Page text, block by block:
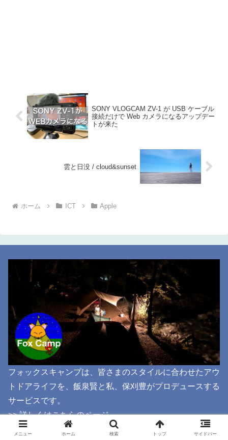
SONY VLOGCAM ZV-1 が USB ケーブル
接続だけで Web カメラになるアップデー
トが来た
雲と日没 / cloud&sunset
ホーム ICT Apple
フォックスキャンプは、皆さまのスタイルに合わせたアウ
トドアライフを、飯泉賢と私、保刈豊がプロデュースする
サービスです。
>> 詳しくはこちらのページ
メニュー ホーム 検索 トップ サイドバー